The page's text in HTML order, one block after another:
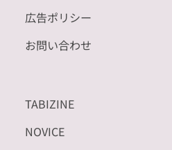
広告ポリシー
お問い合わせ
TABIZINE
NOVICE